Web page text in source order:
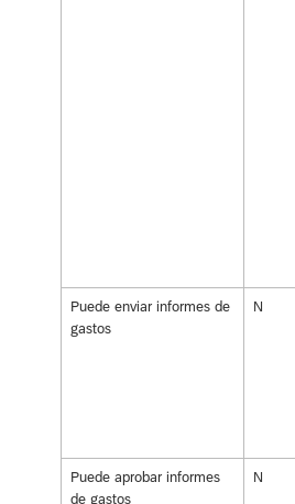
Puede enviar informes de
gastos
N
Puede aprobar informes
de gastos
N